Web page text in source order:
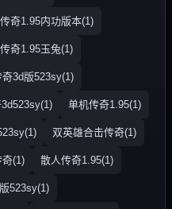
传奇1.95内功版本(1)
传奇1.95玉兔(1)
3d版523sy(1)
单机传奇1.95(1)
双英雄合击传奇(1)
(1) 散人传奇1.95(1)
523sy(1)